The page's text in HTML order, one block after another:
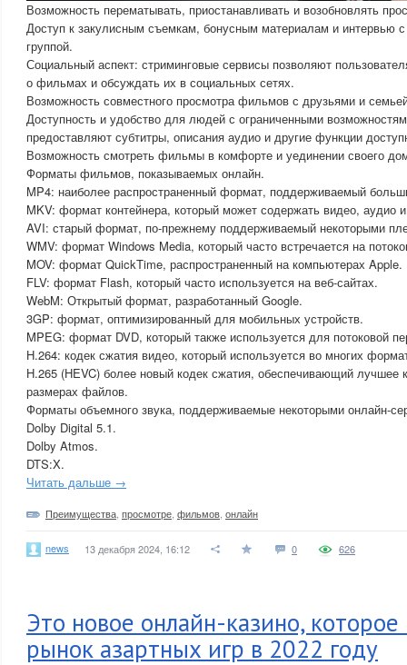
Возможность перематывать, приостанавливать и возобновлять
Доступ к закулисным съемкам, бонусным материалам и интервью
группой.
Социальный аспект: стриминговые сервисы позволяют
о фильмах и обсуждать их в социальных сетях.
Возможность совместного просмотра фильмов с друзьями и
Доступность и удобство для людей с ограниченными
предоставляют субтитры, описания аудио и другие функции
Возможность смотреть фильмы в комфорте и уединении своего
Форматы фильмов, показываемых онлайн.
MP4: наиболее распространенный формат, поддерживаемый
MKV: формат контейнера, который может содержать видео, аудио
AVI: старый формат, по-прежнему поддерживаемый некоторыми
WMV: формат Windows Media, который часто встречается на
MOV: формат QuickTime, распространенный на компьютерах Apple.
FLV: формат Flash, который часто используется на веб-сайтах.
WebM: Открытый формат, разработанный Google.
3GP: формат, оптимизированный для мобильных устройств.
MPEG: формат DVD, который также используется для потоковой
H.264: кодек сжатия видео, который используется во многих
H.265 (HEVC) более новый кодек сжатия, обеспечивающий лучшее
размерах файлов.
Форматы объемного звука, поддерживаемые некоторыми онлайн-
Dolby Digital 5.1.
Dolby Atmos.
DTS:X.
Читать дальше →
Преимущества просмотре фильмов онлайн
news 13 декабря 2024, 16:12 0 626
Это новое онлайн-казино,
рынок азартных игр в 2022 году